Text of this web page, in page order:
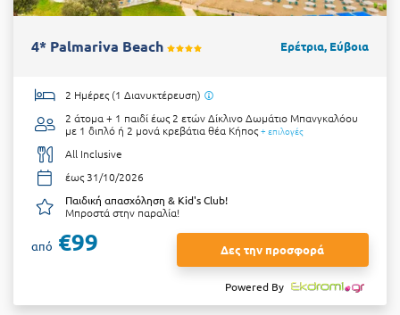
4* Palmariva Beach Ερέτρια, Εύβοια
2 Ημέρες (1 Διανυκτέρευση)
2 άτομα + 1 παιδί έως 2 ετώνΔίκλινο Δωμάτιο Μπανγκαλόου
με 1 διπλό ή 2 μονά κρεβάτια θέα Κήπος + επιλογές
All Inclusive
έως 31/10/2026
Παιδική απασχόληση & Kid's Club!
Μπροστά στην παραλία!
από €99 Δες την προσφορά
Powered By